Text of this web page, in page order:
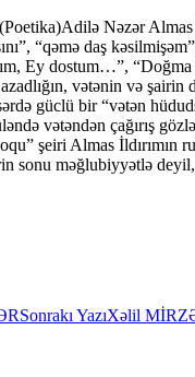
Nəzər Almas
“qəmə daş
Ey dostum…”,
vətənin və
güclü bir “vətən
vətəndən çağırış
şeiri Almas İldırımın
sonu məğlubiyyətlə
Sonrakı YazıXəlil